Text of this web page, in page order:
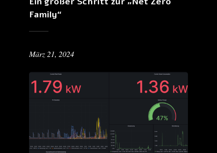
Family“
März 21, 2024